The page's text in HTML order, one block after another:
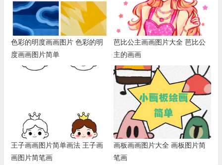
色彩的明度画画图片 色彩的明
度画画图片简单
芭比公主画画图片大全 芭比公
主的画画
王子画画图片简单画法 王子画
画图片简笔画
画板画画图片大全 画板图片简
笔画